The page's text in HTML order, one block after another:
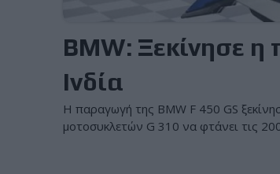
BMW: Ξεκίνησε
Ινδία
Η παραγωγή της BMW F 450 GS
μοτοσυκλετών G 310 να φτάνει τις